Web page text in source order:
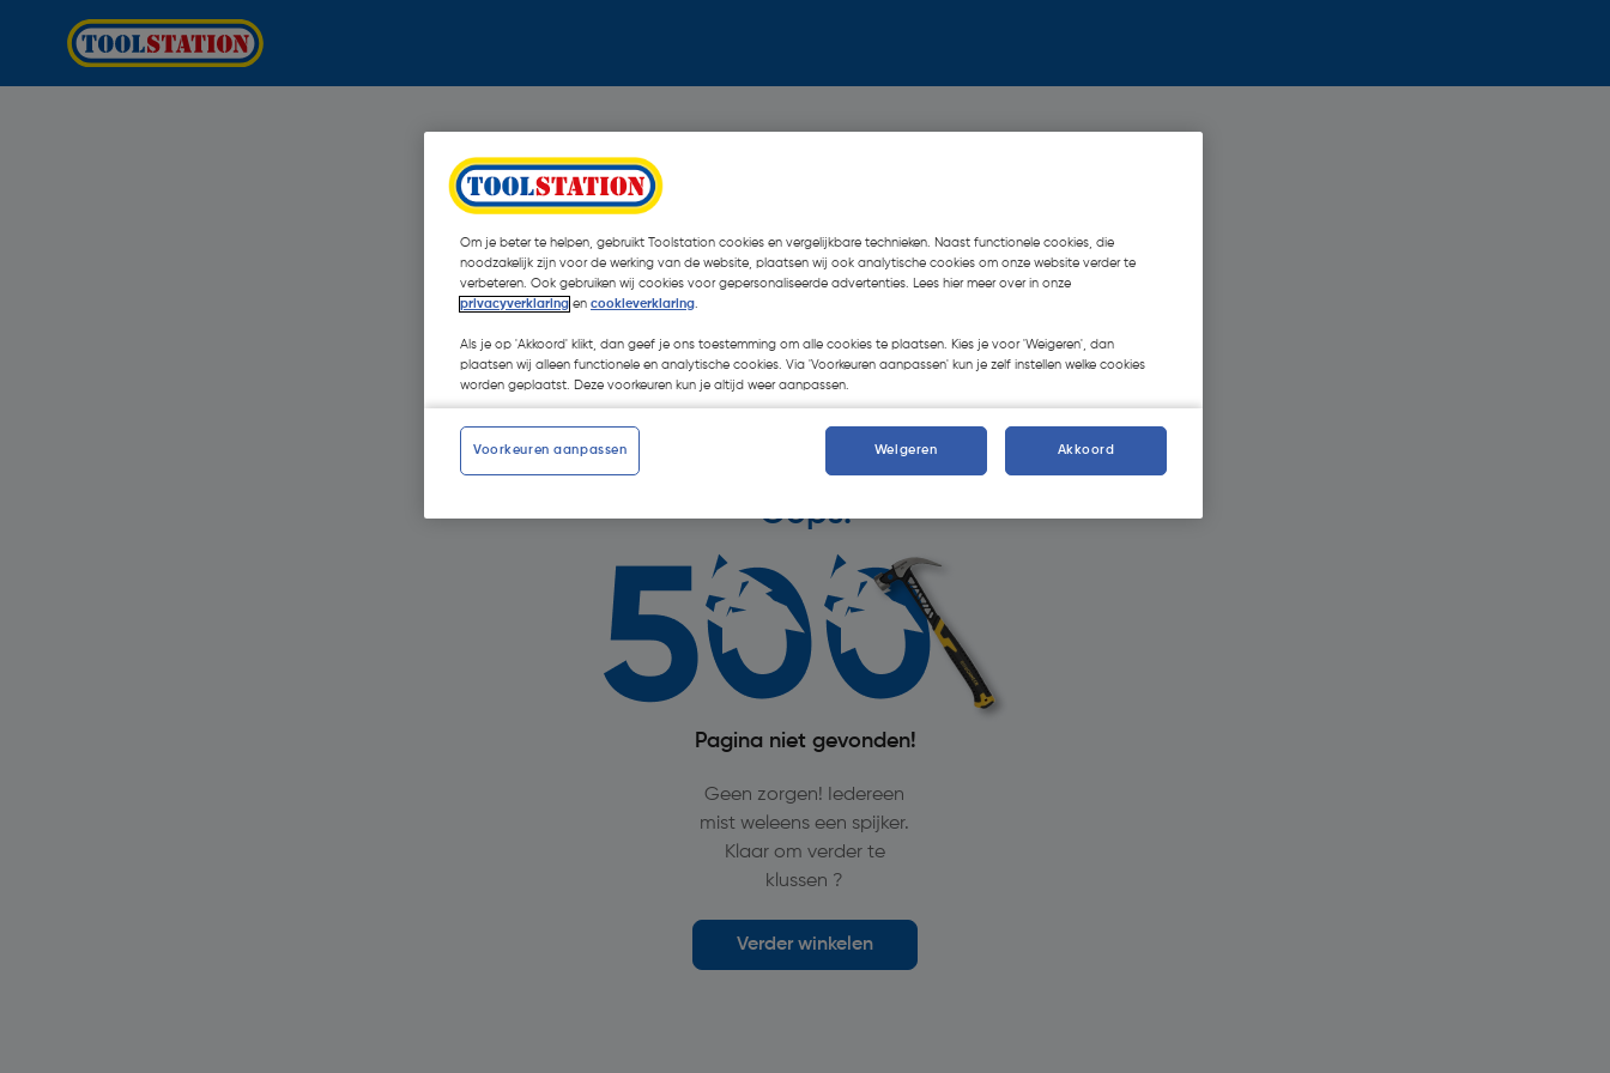
Oops!
Pagina niet gevonden!
Geen zorgen! Iedereen
mist weleens een spijker.
Klaar om verder te
klussen ?
Verder winkelen
Om je beter te helpen, gebruikt Toolstation cookies en vergelijkbare technieken. Naast functionele cookies, die
noodzakelijk zijn voor de werking van de website, plaatsen wij ook analytische cookies om onze website verder te
verbeteren. Ook gebruiken wij cookies voor gepersonaliseerde advertenties. Lees hier meer over in onze
privacyverklaring en cookieverklaring.
Als je op 'Akkoord' klikt, dan geef je ons toestemming om alle cookies te plaatsen. Kies je voor 'Weigeren', dan
plaatsen wij alleen functionele en analytische cookies. Via 'Voorkeuren aanpassen' kun je zelf instellen welke cookies
worden geplaatst. Deze voorkeuren kun je altijd weer aanpassen.
Voorkeuren aanpassen Weigeren Akkoord